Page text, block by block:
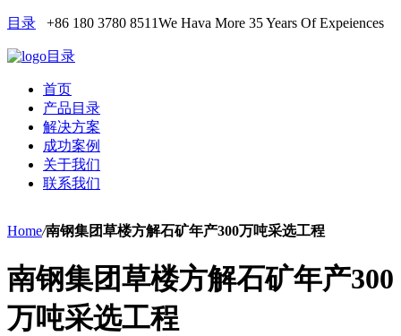
目录 +86 180 3780 8511We Hava More 35 Years Of Expeiences
目录
首页
产品目录
解决方案
成功案例
关于我们
联系我们
Home/南钢集团草楼方解石矿年产300万吨采选工程
南钢集团草楼方解石矿年产300
万吨采选工程